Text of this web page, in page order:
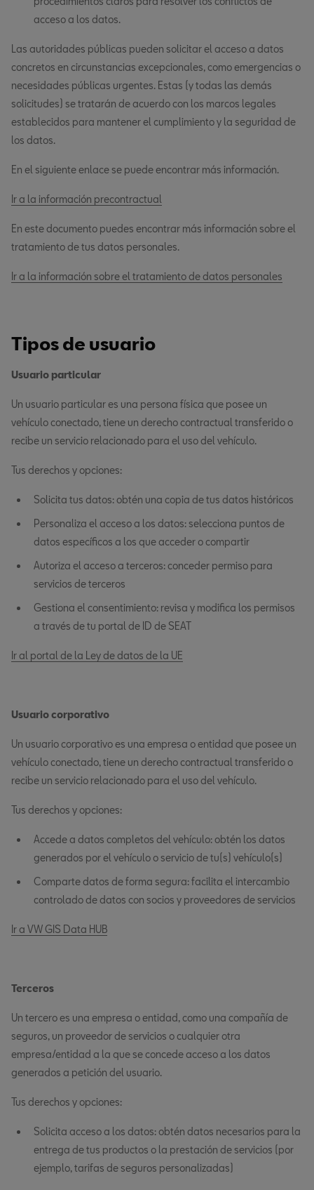
acceso a los datos.
Las autoridades públicas pueden solicitar el acceso a datos
concretos en circunstancias excepcionales, como emergencias o
necesidades públicas urgentes. Estas (y todas las demás
solicitudes) se tratarán de acuerdo con los marcos legales
establecidos para mantener el cumplimiento y la seguridad de
los datos.
En el siguiente enlace se puede encontrar más información.
Ir a la información precontractual
En este documento puedes encontrar más información sobre el
tratamiento de tus datos personales.
Ir a la información sobre el tratamiento de datos personales
Tipos de usuario
Usuario particular
Un usuario particular es una persona física que posee un
vehículo conectado, tiene un derecho contractual transferido o
recibe un servicio relacionado para el uso del vehículo.
Tus derechos y opciones:
Solicita tus datos: obtén una copia de tus datos históricos
Personaliza el acceso a los datos: selecciona puntos de
datos específicos a los que acceder o compartir
Autoriza el acceso a terceros: conceder permiso para
servicios de terceros
Gestiona el consentimiento: revisa y modifica los permisos
a través de tu portal de ID de SEAT
Ir al portal de la Ley de datos de la UE
Usuario corporativo
Un usuario corporativo es una empresa o entidad que posee un
vehículo conectado, tiene un derecho contractual transferido o
recibe un servicio relacionado para el uso del vehículo.
Tus derechos y opciones:
Accede a datos completos del vehículo: obtén los datos
generados por el vehículo o servicio de tu(s) vehículo(s)
Comparte datos de forma segura: facilita el intercambio
controlado de datos con socios y proveedores de servicios
Ir a VW GIS Data HUB
Terceros
Un tercero es una empresa o entidad, como una compañía de
seguros, un proveedor de servicios o cualquier otra
empresa/entidad a la que se concede acceso a los datos
generados a petición del usuario.
Tus derechos y opciones:
Solicita acceso a los datos: obtén datos necesarios para la
entrega de tus productos o la prestación de servicios (por
ejemplo, tarifas de seguros personalizadas)